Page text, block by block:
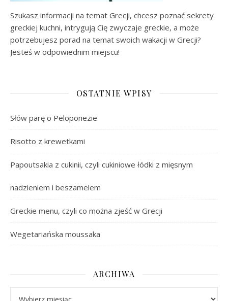
Szukasz informacji na temat Grecji, chcesz poznać sekrety
greckiej kuchni, intrygują Cię zwyczaje greckie, a może
potrzebujesz porad na temat swoich wakacji w Grecji?
Jesteś w odpowiednim miejscu!
OSTATNIE WPISY
Słów parę o Peloponezie
Risotto z krewetkami
Papoutsakia z cukinii, czyli cukiniowe łódki z mięsnym
nadzieniem i beszamelem
Greckie menu, czyli co można zjeść w Grecji
Wegetariańska moussaka
ARCHIWA